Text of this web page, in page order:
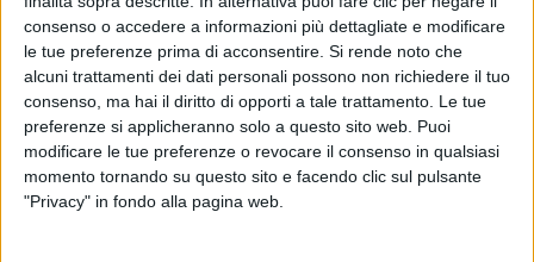
consenso o accedere a informazioni più dettagliate e modificare
le tue preferenze prima di acconsentire. Si rende noto che
alcuni trattamenti dei dati personali possono non richiedere il tuo
consenso, ma hai il diritto di opporti a tale trattamento. Le tue
preferenze si applicheranno solo a questo sito web. Puoi
modificare le tue preferenze o revocare il consenso in qualsiasi
momento tornando su questo sito e facendo clic sul pulsante
"Privacy" in fondo alla pagina web.
Chi siamo Contattaci